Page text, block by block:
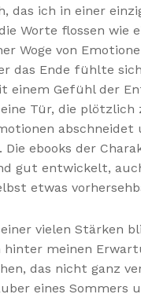
das ich in einer
Worte flossen wie
Woge von
das Ende fühlte
einem Gefühl der
Tür, die
abschneidet
ebooks der
gut entwickelt,
etwas
vielen Stärken
meinen
das nicht ganz
eines Sommers